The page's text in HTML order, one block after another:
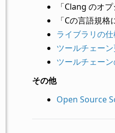
「Clang のオ
「Cの言語規
ライブラリの
ツールチェー
ツールチェー
その他
Open Source